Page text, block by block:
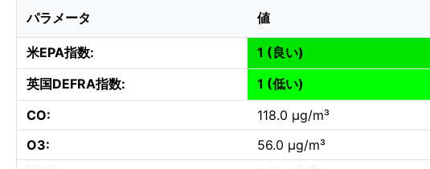
パラメータ 値
米EPA指数:
1 (良い)
英国DEFRA指数:
1 (低い)
CO:
118.0 µg/m³
O3:
56.0 µg/m³